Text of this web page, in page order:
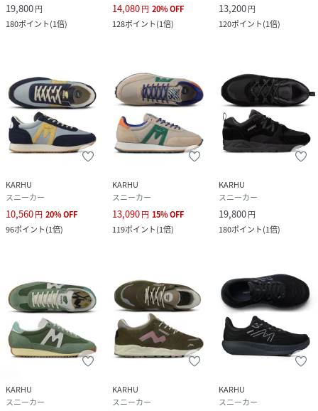
19,800円
180ポイント(1倍)
14,080円 20%OFF
128ポイント(1倍)
13,200円
120ポイント(1倍)
KARHU
スニーカー
10,560円 20%OFF
96ポイント(1倍)
KARHU
スニーカー
13,090円 15%OFF
119ポイント(1倍)
KARHU
スニーカー
19,800円
180ポイント(1倍)
KARHU
スニーカー
KARHU
スニーカー
KARHU
スニーカー